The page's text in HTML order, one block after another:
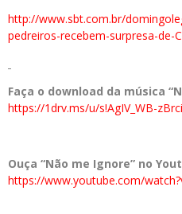
http://www.sbt.com.br/
pedreiros-recebem-surpresa-de-
Faça o download da música
https://1drv.ms/u/s!AgIV_WB-
Ouça “Não me Ignore” no
https://www.youtube.com/